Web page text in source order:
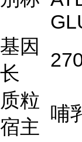
基因
长
质粒
宿主
哺